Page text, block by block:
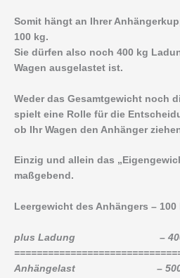
Somit hängt an Ihrer
100 kg.
Sie dürfen also noch 400 kg
Wagen ausgelastet ist.
Weder das Gesamtgewicht noch
spielt eine Rolle für die
ob Ihr Wagen den Anhänger
Einzig und allein das
maßgebend.
Leergewicht des Anhängers – 100
plus Ladung – 400 kg
Anhängelast – 500